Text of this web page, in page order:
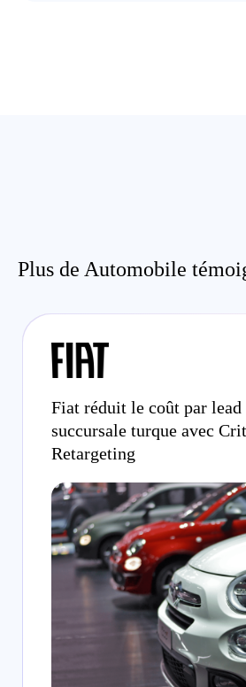
Plus de Automobile
Fiat réduit le coût par lead
succursale turque avec
Retargeting